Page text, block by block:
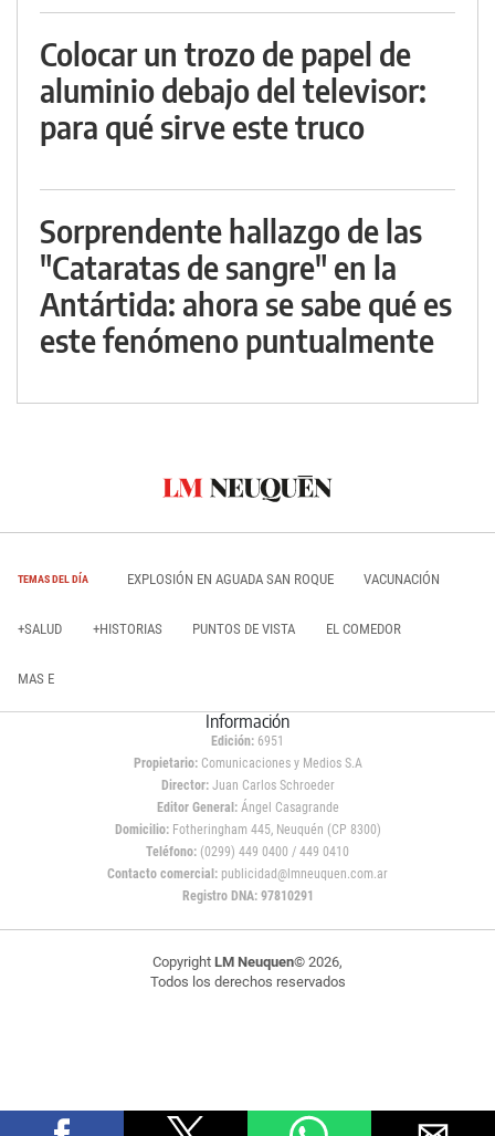
Colocar un trozo de papel de
aluminio debajo del televisor:
para qué sirve este truco
Sorprendente hallazgo de las
"Cataratas de sangre" en la
Antártida: ahora se sabe qué es
este fenómeno puntualmente
TEMAS DEL DÍA EXPLOSIÓN EN AGUADA SAN ROQUE VACUNACIÓN
+SALUD +HISTORIAS PUNTOS DE VISTA EL COMEDOR
MAS E
Información
Edición: 6951
Propietario:Comunicaciones y Medios S.A
Director: Juan Carlos Schroeder
Editor General:Ángel Casagrande
Domicilio:Fotheringham 445, Neuquén (CP 8300)
Teléfono: (0299) 449 0400 / 449 0410
Contacto comercial: publicidad@lmneuquen.com.ar
Registro DNA: 97810291
Copyright LM Neuquen© 2026,
Todos los derechos reservados